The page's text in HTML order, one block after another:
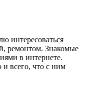
интересоваться
ремонтом. Знакомые
в интернете.
и всего, что с ним